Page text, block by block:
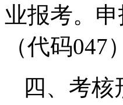
业报考。
（代码047
四、考